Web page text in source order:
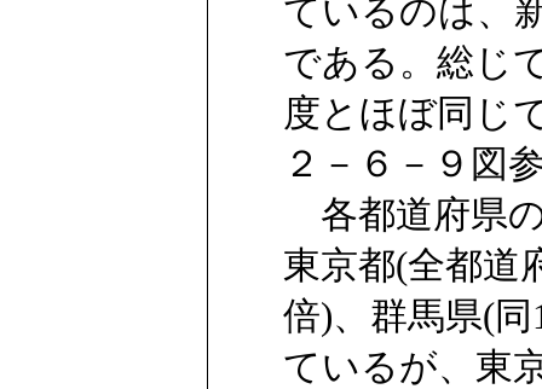
ているのは、
である。総じ
度とほぼ同じ
２－６－９図
各都道府県
東京都(全都道
倍)、群馬県(
ているが、東